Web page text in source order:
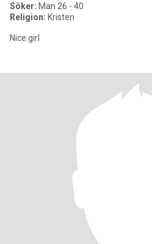
Söker: Man 26 - 40
Religion: Kristen
Nice girl